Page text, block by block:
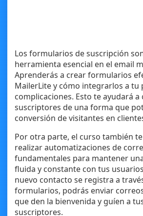
Los formularios de suscripción
herramienta esencial en el email
Aprenderás a crear formularios
MailerLite y cómo integrarlos a tu
complicaciones. Esto te ayudará a
suscriptores de una forma que
conversión de visitantes en
Por otra parte, el curso también
realizar automatizaciones de
fundamentales para mantener
fluida y constante con tus
nuevo contacto se registra a
formularios, podrás enviar
que den la bienvenida y guíen a
suscriptores.